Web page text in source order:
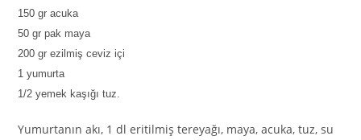
150 gr acuka
50 gr pak maya
200 gr ezilmiş ceviz içi
1 yumurta
1/2 yemek kaşığı tuz.
Yumurtanın akı, 1 dl eritilmiş tereyağı, maya, acuka, tuz, su